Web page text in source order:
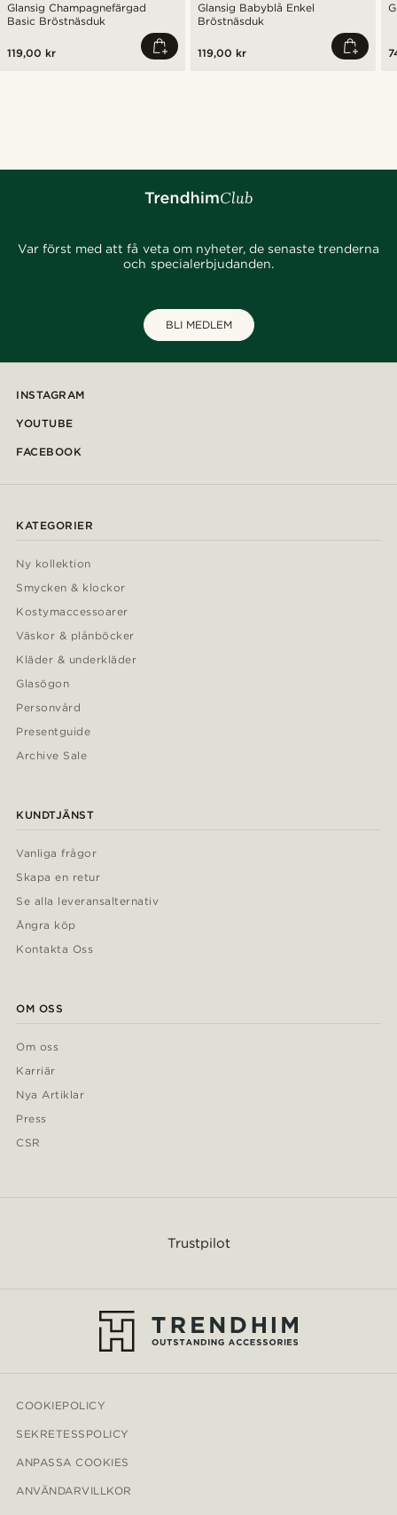
Glansig Champagnefärgad
Basic Bröstnäsduk
119,00 kr
Glansig Babyblå Enkel
Bröstnäsduk
119,00 kr
Var först med att få veta om nyheter, de senaste trenderna
och specialerbjudanden.
BLI MEDLEM
INSTAGRAM
YOUTUBE
FACEBOOK
KATEGORIER
Ny kollektion
Smycken & klockor
Kostymaccessoarer
Väskor & plånböcker
Kläder & underkläder
Glasögon
Personvård
Presentguide
Archive Sale
KUNDTJÄNST
Vanliga frågor
Skapa en retur
Se alla leveransalternativ
Ångra köp
Kontakta Oss
OM OSS
Om oss
Karriär
Nya Artiklar
Press
CSR
Trustpilot
COOKIEPOLICY
SEKRETESSPOLICY
ANPASSA COOKIES
ANVÄNDARVILLKOR